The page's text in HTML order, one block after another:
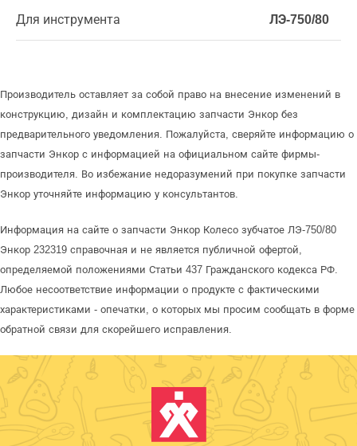
Для инструмента ЛЭ-750/80
Производитель оставляет за собой право на внесение изменений в
конструкцию, дизайн и комплектацию запчасти Энкор без
предварительного уведомления. Пожалуйста, сверяйте информацию о
запчасти Энкор с информацией на официальном сайте фирмы-
производителя. Во избежание недоразумений при покупке запчасти
Энкор уточняйте информацию у консультантов.
Информация на сайте о запчасти Энкор Колесо зубчатое ЛЭ-750/80
Энкор 232319 справочная и не является публичной офертой,
определяемой положениями Статьи 437 Гражданского кодекса РФ.
Любое несоответствие информации о продукте с фактическими
характеристиками - опечатки, о которых мы просим сообщать в форме
обратной связи для скорейшего исправления.